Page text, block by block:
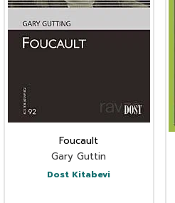
Foucault
Gary Guttin
Dost Kitabevi